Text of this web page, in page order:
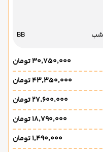
BB
۳۰٬۷۵۰٬۰۰۰ تومان
۴۳٬۳۵۰٬۰۰۰ تومان
۲۷٬۶۰۰٬۰۰۰ تومان
۱۸٬۷۹۰٬۰۰۰ تومان
۱٬۴۹۰٬۰۰۰ تومان